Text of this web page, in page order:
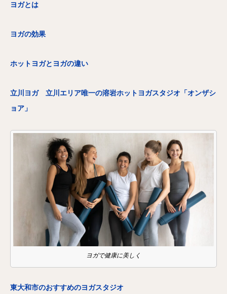
ヨガとは
ヨガの効果
ホットヨガとヨガの違い
立川ヨガ 立川エリア唯一の溶岩ホットヨガスタジオ「オンザシ
ョア」
ヨガで健康に美しく
東大和市のおすすめのヨガスタジオ